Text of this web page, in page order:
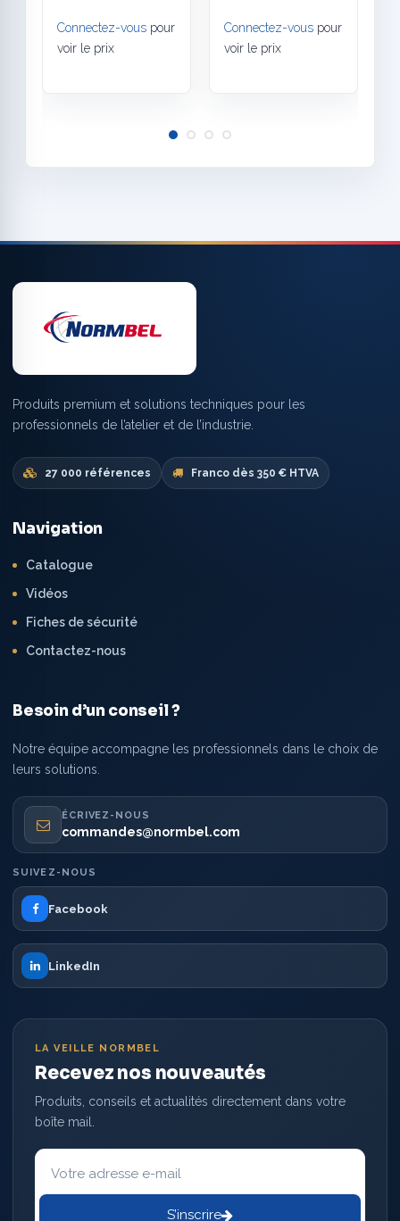
Connectez-vous pour
voir le prix
Connectez-vous pour
voir le prix
Produits premium et solutions techniques pour les
professionnels de l’atelier et de l’industrie.
27 000 références Franco dès 350 € HTVA
Navigation
Catalogue
Vidéos
Fiches de sécurité
Contactez-nous
Besoin d’un conseil ?
Notre équipe accompagne les professionnels dans le choix de
leurs solutions.
ÉCRIVEZ-NOUS
commandes@normbel.com
SUIVEZ-NOUS
Facebook
LinkedIn
LA VEILLE NORMBEL
Recevez nos nouveautés
Produits, conseils et actualités directement dans votre
boîte mail.
Votre
adresse
mail
S’inscrire